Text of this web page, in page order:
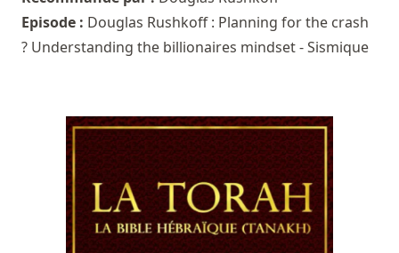
Episode : Douglas Rushkoff : Planning for the crash
? Understanding the billionaires mindset - Sismique